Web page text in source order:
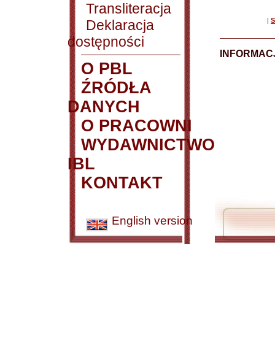
Transliteracja
Deklaracja
dostępności
O PBL
ŹRÓDŁA
DANYCH
O PRACOWNI
WYDAWNICTWO
IBL
KONTAKT
English version
|